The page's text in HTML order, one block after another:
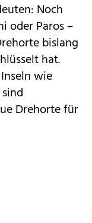
Noch
oder Paros–
bislang
hat.
wie
Drehorte für